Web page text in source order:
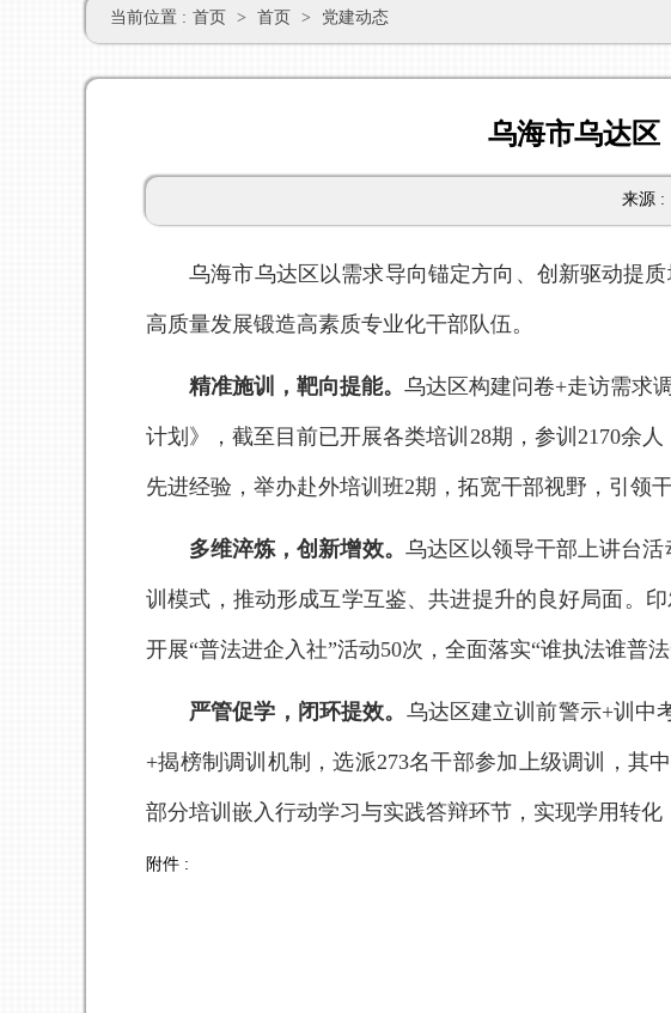
当前位置 : 首页 > 首页 > 党建动态
乌海市乌达区
来源 :
乌海市乌达区以需求导向锚定方向、创新驱动提
高质量发展锻造高素质专业化干部队伍。
精准施训，靶向提能。乌达区构建问卷+走访需求
计划》，截至目前已开展各类培训28期，参训2170余人
先进经验，举办赴外培训班2期，拓宽干部视野，引领干
多维淬炼，创新增效。 乌达区 以领导干部上讲台
训模式，推动形成互学互鉴、共进提升的良好局面。
开展“普法进企入社”活动50次，全面落实“谁执法谁普
严管促学，闭环提效。 乌达区建立训前警示+训中
+揭榜制调训机制，选派273名干部参加上级调训，其
部分培训嵌入行动学习与实践答辩环节，实现学用转化
附件 :